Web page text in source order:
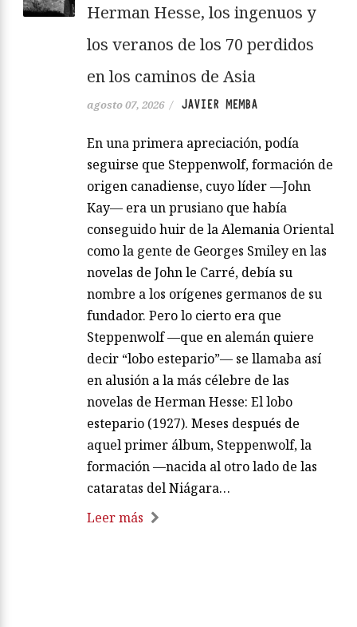
Herman Hesse, los ingenuos y
los veranos de los 70 perdidos
en los caminos de Asia
agosto 07, 2026 / JAVIER MEMBA
En una primera apreciación, podía
seguirse que Steppenwolf, formación de
origen canadiense, cuyo líder —John
Kay— era un prusiano que había
conseguido huir de la Alemania Oriental
como la gente de Georges Smiley en las
novelas de John le Carré, debía su
nombre a los orígenes germanos de su
fundador. Pero lo cierto era que
Steppenwolf —que en alemán quiere
decir “lobo estepario”— se llamaba así
en alusión a la más célebre de las
novelas de Herman Hesse: El lobo
estepario (1927). Meses después de
aquel primer álbum, Steppenwolf, la
formación —nacida al otro lado de las
cataratas del Niágara…
Leer más